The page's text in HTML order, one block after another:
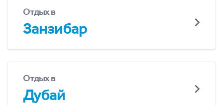
Отдых в
Занзибар
Отдых в
Дубай